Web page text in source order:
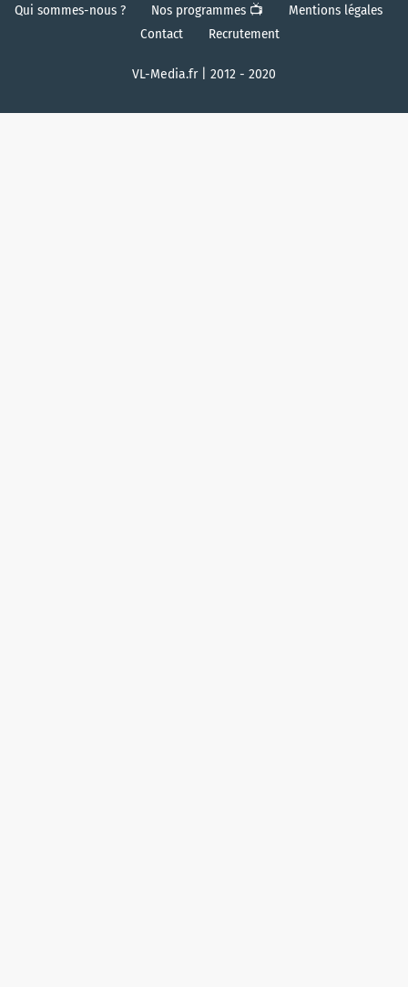
Qui sommes-nous ? Nos programmes 📺
Mentions légales
Contact
Recrutement
VL-Media.fr | 2012 - 2020